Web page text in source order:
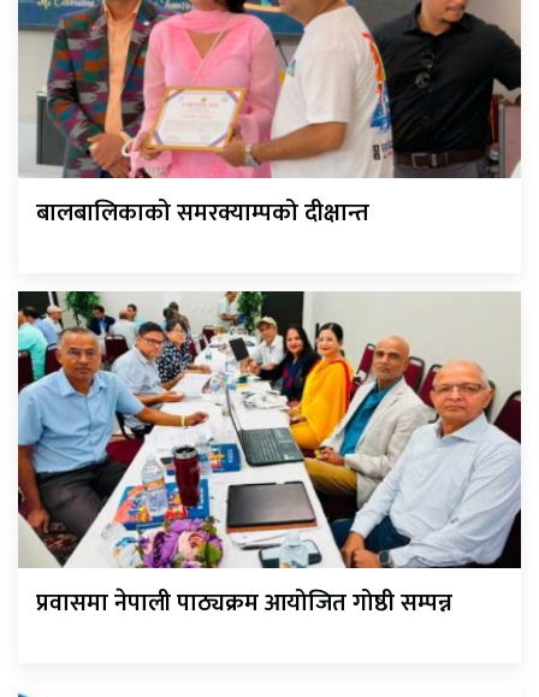
बालबालिकाको समरक्याम्पको दीक्षान्त
प्रवासमा नेपाली पाठ्यक्रम आयोजित गोष्ठी सम्पन्न